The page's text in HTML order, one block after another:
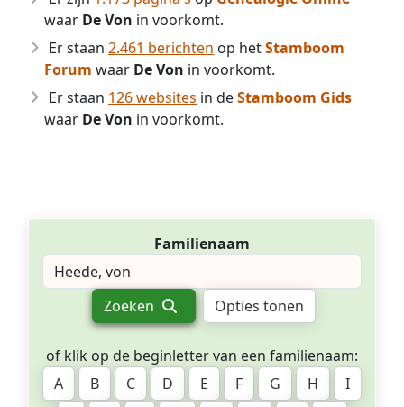
waar De Von in voorkomt.
Er staan 2.461 berichten op hetStamboom
Forum waar De Von in voorkomt.
Er staan 126 websites in deStamboom Gids
waar De Von in voorkomt.
Familienaam
Zoeken Opties tonen
of klik op de beginletter van een familienaam:
A
B C D E F G H
I